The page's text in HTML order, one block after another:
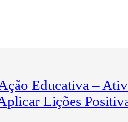
Educativa –
Lições